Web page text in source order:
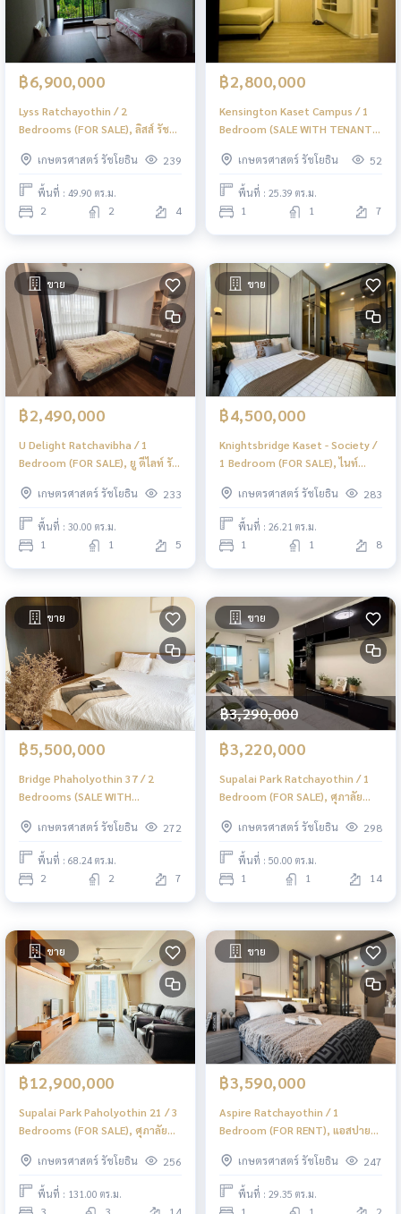
฿6,900,000
Lyss Ratchayothin / 2
Bedrooms (FOR SALE), ลิสส์ รัช
เกษตรศาสตร์ รัชโยธิน
239
พื้นที่ : 49.90 ตร.ม.
2 2 4
฿2,800,000
Kensington Kaset Campus / 1
Bedroom (SALE WITH TENANT),
นอน (ขายพร้อมผู้เช่า) JSMN189
เกษตรศาสตร์ รัชโยธิน 52
พื้นที่ : 25.39 ตร.ม.
1 1 7
ขาย
฿2,490,000
U Delight Ratchavibha / 1
Bedroom (FOR SALE), ยู ดีไลท์ รัช
เกษตรศาสตร์ รัชโยธิน
233
พื้นที่ : 30.00 ตร.ม.
1 1 5
ขาย
฿4,500,000
Knightsbridge Kaset - Society /
1 Bedroom (FOR SALE), ไนท์
(ขาย) JSMN058
เกษตรศาสตร์ รัชโยธิน 283
พื้นที่ : 26.21 ตร.ม.
1 1 8
ขาย
฿5,500,000
Bridge Phaholyothin 37 / 2
Bedrooms (SALE WITH
ห้องนอน (ขายพร้อมผู้เช่า)
JSMN055
เกษตรศาสตร์ รัชโยธิน 272
พื้นที่ : 68.24 ตร.ม.
2 2 7
ขาย
฿3,290,000
฿3,220,000
Supalai Park Ratchayothin / 1
Bedroom (FOR SALE), ศุภาลัย
JSMN050
เกษตรศาสตร์ รัชโยธิน 298
พื้นที่ : 50.00 ตร.ม.
1 1 14
ขาย
฿12,900,000
Supalai Park Paholyothin 21 / 3
Bedrooms (FOR SALE), ศุภาลัย
(ขาย) PINP264
เกษตรศาสตร์ รัชโยธิน 256
พื้นที่ : 131.00 ตร.ม.
ขาย
฿3,590,000
Aspire Ratchayothin / 1
Bedroom (FOR RENT), แอสปาย
PINP244เกษตรศาสตร์ รัชโยธิน 247
พื้นที่ : 29.35 ตร.ม.